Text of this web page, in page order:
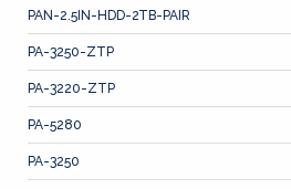
PAN-2.5IN-HDD-2TB-PAIR
PA-3250-ZTP
PA-3220-ZTP
PA-5280
PA-3250